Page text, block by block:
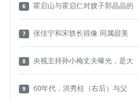
6 霍启山与霍启仁对嫂子郭晶晶的
7 张佳宁和宋轶长得像 同属甜美
8 央视主持孙小梅丈夫曝光，是大
9 60年代，洪秀柱（右后）与父